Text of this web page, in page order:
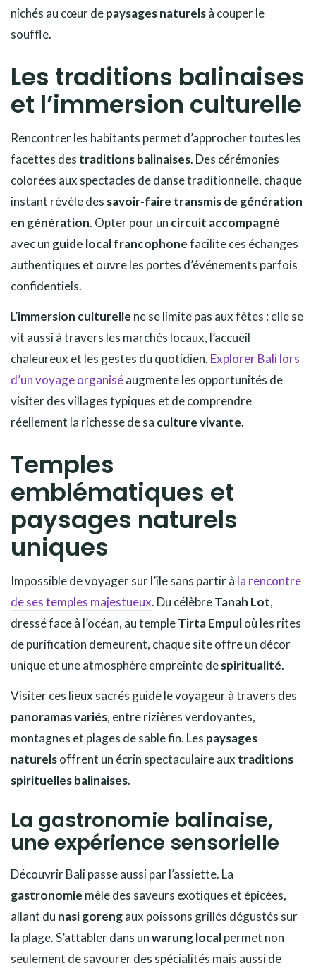
nichés au cœur depaysages naturelsà couper le
souffle.
Les traditions balinaises
et l’immersion culturelle
Rencontrer les habitants permet d’approcher toutes les
facettes des traditions balinaises. Des cérémonies
colorées aux spectacles de danse traditionnelle, chaque
instant révèle des savoir-faire transmis de génération
en génération. Opter pour un circuit accompagné
avec un guide local francophonefacilite ces échanges
authentiques et ouvre les portes d’événements parfois
confidentiels.
L’immersion culturelle ne se limite pas aux fêtes : elle se
vit aussi à travers les marchés locaux, l’accueil
chaleureux et les gestes du quotidien. Explorer Bali lors
d’un voyage organiséaugmente les opportunités de
visiter des villages typiques et de comprendre
réellement la richesse de sa culture vivante.
Temples
emblématiques et
paysages naturels
uniques
Impossible de voyager sur l’île sans partir à la rencontre
de ses temples majestueux. Du célèbreTanah Lot,
dressé face à l’océan, au templeTirta Empuloù les rites
de purification demeurent, chaque site offre un décor
unique et une atmosphère empreinte despiritualité.
Visiter ces lieux sacrés guide le voyageur à travers des
panoramas variés, entre rizières verdoyantes,
montagnes et plages de sable fin. Les paysages
naturelsoffrent un écrin spectaculaire aux traditions
spirituelles balinaises.
La gastronomie balinaise,
une expérience sensorielle
Découvrir Bali passe aussi par l’assiette. La
gastronomie mêle des saveurs exotiques et épicées,
allant du nasi gorengaux poissons grillés dégustés sur
la plage. S’attabler dans unwarung localpermet non
seulement de savourer des spécialités mais aussi de